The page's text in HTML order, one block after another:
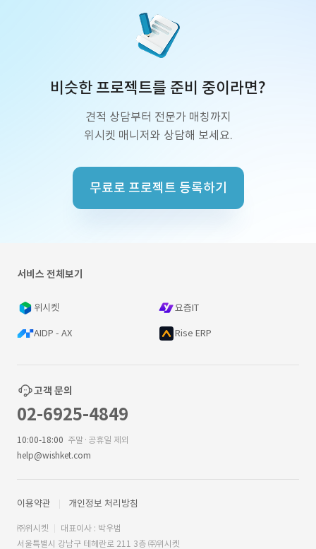
비슷한 프로젝트를 준비 중이라면?
견적 상담부터 전문가 매칭까지
위시켓 매니저와 상담해 보세요.
무료로 프로젝트 등록하기
서비스 전체보기
위시켓 요즘IT
AIDP - AX Rise ERP
고객 문의
02-6925-4849
10:00-18:00 주말·공휴일 제외
help@wishket.com
이용약관 개인정보 처리방침
㈜위시켓
대표이사 : 박우범
서울특별시 강남구 테헤란로 211 3층 ㈜위시켓